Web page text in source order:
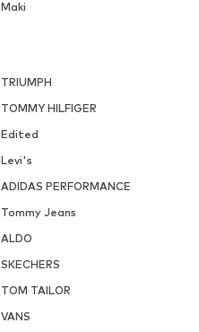
Maki
TRIUMPH
TOMMY HILFIGER
Edited
Levi's
ADIDAS PERFORMANCE
Tommy Jeans
ALDO
SKECHERS
TOM TAILOR
VANS